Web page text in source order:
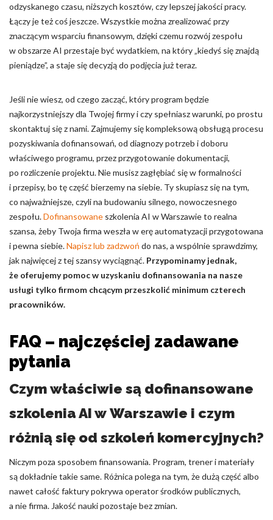
odzyskanego czasu, niższych kosztów, czy lepszej jakości pracy.
Łączy je też coś jeszcze. Wszystkie można zrealizować przy
znaczącym wsparciu finansowym, dzięki czemu rozwój zespołu
w obszarze AI przestaje być wydatkiem, na który „kiedyś się znajdą
pieniądze”, a staje się decyzją do podjęcia już teraz.
Jeśli nie wiesz, od czego zacząć, który program będzie
najkorzystniejszy dla Twojej firmy i czy spełniasz warunki, po prostu
skontaktuj się z nami. Zajmujemy się kompleksową obsługą procesu
pozyskiwania dofinansowań, od diagnozy potrzeb i doboru
właściwego programu, przez przygotowanie dokumentacji,
po rozliczenie projektu. Nie musisz zagłębiać się w formalności
i przepisy, bo tę część bierzemy na siebie. Ty skupiasz się na tym,
co najważniejsze, czyli na budowaniu silnego, nowoczesnego
zespołu.Dofinansowane szkolenia AI w Warszawie to realna
szansa, żeby Twoja firma weszła w erę automatyzacji przygotowana
i pewna siebie.Napisz lub zadzwoń do nas, a wspólnie sprawdzimy,
jak najwięcej z tej szansy wyciągnąć. Przypominamy jednak,
że oferujemy pomoc w uzyskaniu dofinansowania na nasze
usługi tylko firmom chcącym przeszkolić minimum czterech
pracowników.
FAQ – najczęściej zadawane
pytania
Czym właściwie są dofinansowane
szkolenia AI w Warszawie i czym
różnią się od szkoleń komercyjnych?
Niczym poza sposobem finansowania. Program, trener i materiały
są dokładnie takie same. Różnica polega na tym, że dużą część albo
nawet całość faktury pokrywa operator środków publicznych,
a nie firma. Jakość nauki pozostaje bez zmian.